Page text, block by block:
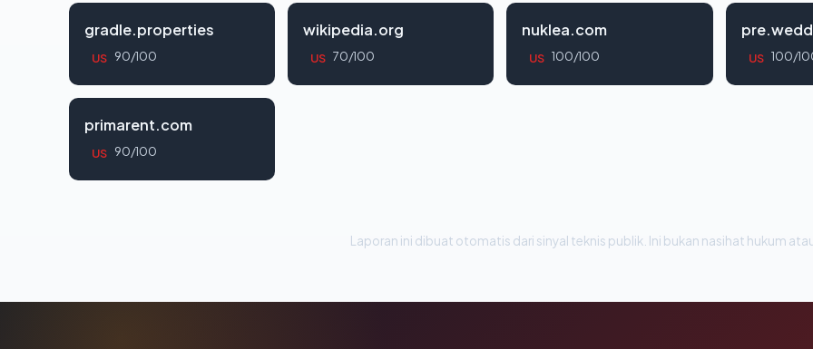
gradle.properties
US 90/100
wikipedia.org
US 70/100
nuklea.com
US 100/100 US 100/
primarent.com
US 90/100
Laporan ini dibuat otomatis dari sinyal teknis publik. Ini bukan nasihat hukum